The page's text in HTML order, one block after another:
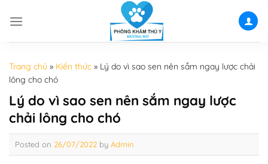
Trang chủ » Kiến thức » Lý do vì sao sen nên sắm ngay lược chải
lông cho chó
Lý do vì sao sen nên sắm ngay lược
chải lông cho chó
Posted on 26/07/2022 by Admin